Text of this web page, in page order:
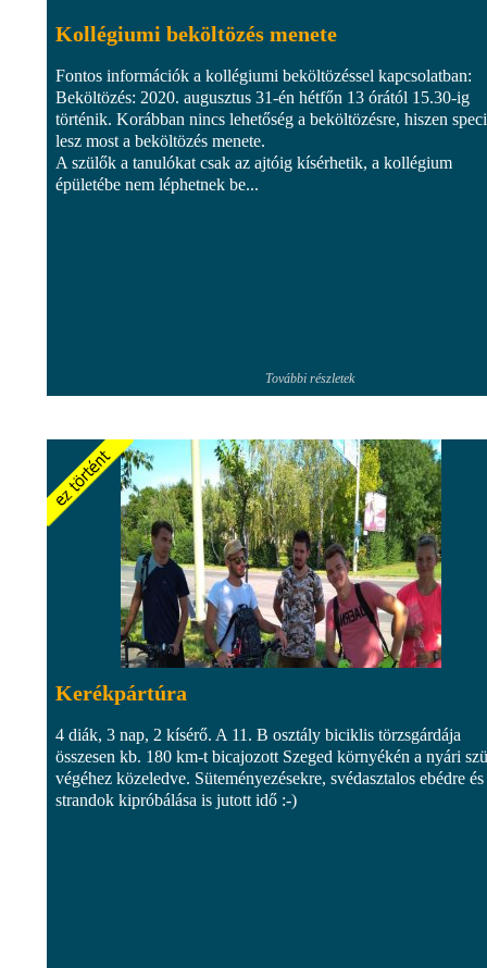
Kollégiumi beköltözés menete
Fontos információk a kollégiumi beköltözéssel kapcsolatban:
Beköltözés: 2020. augusztus 31-én hétfőn 13 órától 15.30-ig
történik. Korábban nincs lehetőség a beköltözésre, hiszen
lesz most a beköltözés menete.
A szülők a tanulókat csak az ajtóig kísérhetik, a kollégium
épületébe nem léphetnek be...
További részletek
Kerékpártúra
4 diák, 3 nap, 2 kísérő. A 11. B osztály biciklis törzsgárdája
összesen kb. 180 km-t bicajozott Szeged környékén a nyári
végéhez közeledve. Süteményezésekre, svédasztalos ebédre és
strandok kipróbálása is jutott idő :-)